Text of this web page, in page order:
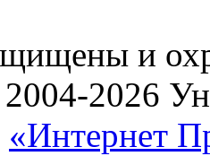
и
2026
«Интернет